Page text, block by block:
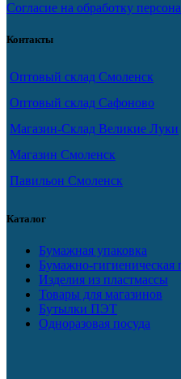
Согласие на обработку
Контакты
Оптовый склад Смоленск
Оптовый склад Сафоново
Магазин-Склад Великие Луки
Магазин Смоленск
Павильон Смоленск
Каталог
Бумажная упаковка
Бумажно-гигиеническая
Изделия из пластмассы
Товары для магазинов
Бутылки ПЭТ
Одноразовая посуда